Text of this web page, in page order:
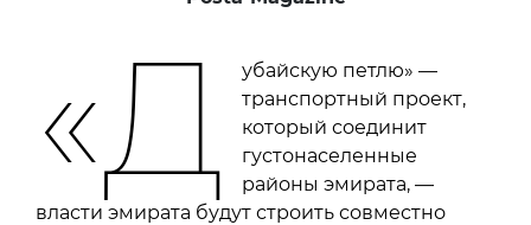
«Д
убайскую петлю» —
транспортный проект,
который соединит
густонаселенные
районы эмирата, —
власти эмирата будут строить совместно